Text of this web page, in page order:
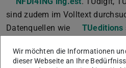
sind zudem im Volltext
Datenquellen wie
TUeditions
ergänzt werden.
Wir möchten die Informationen
dieser Webseite an Ihre